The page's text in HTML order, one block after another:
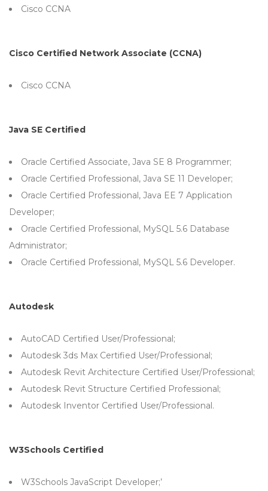
Cisco CCNA
Cisco Certified Network Associate (CCNA)
Cisco CCNA
Java SE Certified
Oracle Certified Associate, Java SE 8 Programmer;
Oracle Certified Professional, Java SE 11 Developer;
Oracle Certified Professional, Java EE 7 Application
Developer;
Oracle Certified Professional, MySQL 5.6 Database
Administrator;
Oracle Certified Professional, MySQL 5.6 Developer.
Autodesk
AutoCAD Certified User/Professional;
Autodesk 3ds Max Certified User/Professional;
Autodesk Revit Architecture Certified User/Professional;
Autodesk Revit Structure Certified Professional;
Autodesk Inventor Certified User/Professional.
W3Schools Certified
W3Schools JavaScript Developer;’